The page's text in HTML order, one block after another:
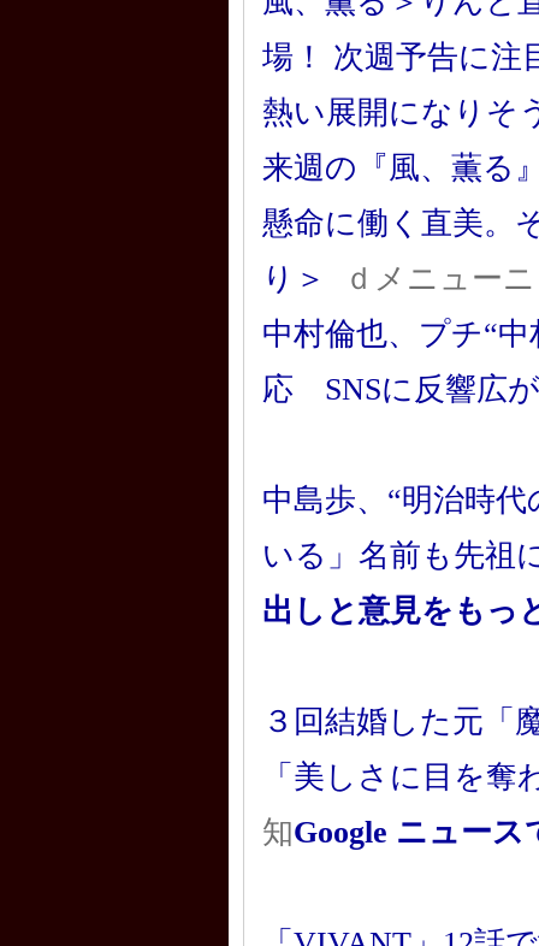
場！ 次週予告に注
熱い展開になりそ
来週の『風、薫る
懸命に働く直美。
り＞
ｄメニュー
中村倫也、プチ“
応 SNSに反響広
中島歩、“明治時
いる」名前も先祖
出しと意見をもっ
３回結婚した元「
「美しさに目を
知Google ニュー